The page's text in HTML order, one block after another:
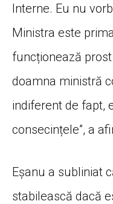
Interne. Eu nu
Ministra este
funcționează
doamna ministră
indiferent de fapt,
consecințele”, a
Eșanu a subliniat
stabilească dacă